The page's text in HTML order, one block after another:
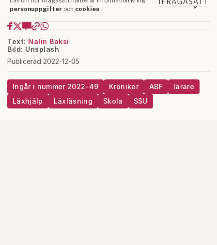
Text: Nalin Baksi
Bild: Unsplash
Publicerad 2022-12-05
Ingår i nummer 2022-49 Krönikor ABF
lärare
Läxhjälp
Läxläsning Skola SSU